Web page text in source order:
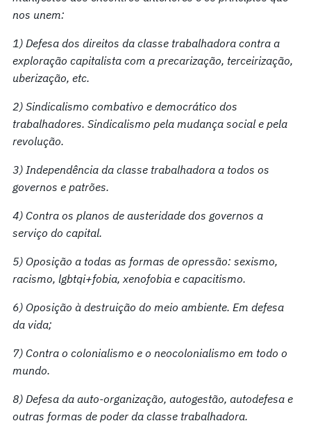
nos unem:
1) Defesa dos direitos da classe trabalhadora contra a
exploração capitalista com a precarização, terceirização,
uberização, etc.
2) Sindicalismo combativo e democrático dos
trabalhadores. Sindicalismo pela mudança social e pela
revolução.
3) Independência da classe trabalhadora a todos os
governos e patrões.
4) Contra os planos de austeridade dos governos a
serviço do capital.
5) Oposição a todas as formas de opressão: sexismo,
racismo, lgbtqi+fobia, xenofobia e capacitismo.
6) Oposição à destruição do meio ambiente. Em defesa
da vida;
7) Contra o colonialismo e o neocolonialismo em todo o
mundo.
8) Defesa da auto-organização, autogestão, autodefesa e
outras formas de poder da classe trabalhadora.